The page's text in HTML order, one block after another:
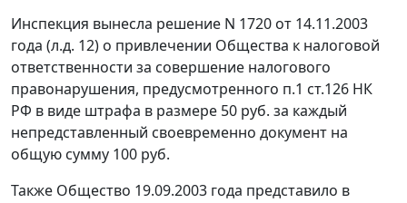
Инспекция вынесла решение N 1720 от 14.11.2003
года (л.д. 12) о привлечении Общества к налоговой
ответственности за совершение налогового
правонарушения, предусмотренного п.1 ст.126 НК
РФ в виде штрафа в размере 50 руб. за каждый
непредставленный своевременно документ на
общую сумму 100 руб.
Также Общество 19.09.2003 года представило в